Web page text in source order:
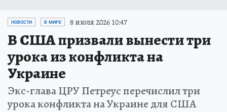
НОВОСТИ В МИРЕ 8 июля 2026 10:47
В США призвали вынести три
урока из конфликта на
Украине
Экс-глава ЦРУ Петреус перечислил три
урока конфликта на Украине для США